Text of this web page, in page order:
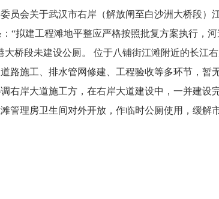
员会关于武汉市右岸（解放闸至白沙洲大桥段）
：“拟建工程滩地平整应严格按照批复方案执行，
桥段未建设公厕。 位于八铺街江滩附近的长江
路施工、排水管网修建、工程验收等多环节，暂
右岸大道施工方，在右岸大道建设中，一并建设
管理房卫生间对外开放，作临时公厕使用，缓解